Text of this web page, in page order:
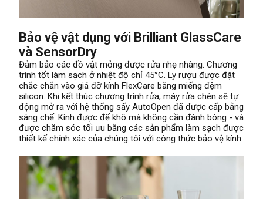
Bảo vệ vật dụng với Brilliant GlassCare
và SensorDry
Đảm bảo các đồ vật mỏng được rửa nhẹ nhàng. Chương
trình tốt làm sạch ở nhiệt độ chỉ 45°C. Ly rượu được đặt
chắc chắn vào giá đỡ kính FlexCare bằng miếng đệm
silicon. Khi kết thúc chương trình rửa, máy rửa chén sẽ tự
động mở ra với hệ thống sấy AutoOpen đã được cấp bằng
sáng chế. Kính được để khô mà không cần đánh bóng - và
được chăm sóc tối ưu bằng các sản phẩm làm sạch được
thiết kế chính xác của chúng tôi với công thức bảo vệ kính.